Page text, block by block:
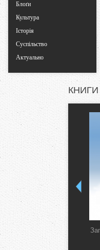
Блоґи
Культура
Історія
Суспільство
Актуально
КНИГИ